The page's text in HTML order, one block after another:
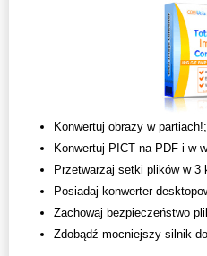
Konwertuj obrazy w partiach!;
Konwertuj PICT na PDF i w
Przetwarzaj setki plików w 3
Posiadaj konwerter
Zachowaj bezpieczeństwo
Zdobądź mocniejszy silnik